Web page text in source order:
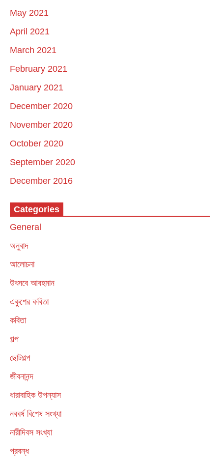
May 2021
April 2021
March 2021
February 2021
January 2021
December 2020
November 2020
October 2020
September 2020
December 2016
Categories
General
অনুবাদ
আলোচনা
উৎসবে আবহমান
একুশের কবিতা
কবিতা
গল্প
ছোটগল্প
জীবনানন্দ
ধারাবাহিক উপন্যাস
নববর্ষ বিশেষ সংখ্যা
নারীদিবস সংখ্যা
প্রবন্ধ